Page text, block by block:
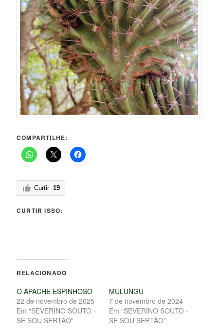
COMPARTILHE:
Curtir 19
CURTIR ISSO:
RELACIONADO
O APACHE ESPINHOSO
22 de novembro de 2025
Em "SEVERINO SOUTO -
SE SOU SERTÃO"
MULUNGU
7 de novembro de 2024
Em "SEVERINO SOUTO -
SE SOU SERTÃO"